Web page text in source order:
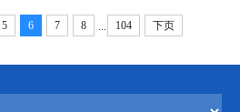
5 6 7 8 ... 104 下页